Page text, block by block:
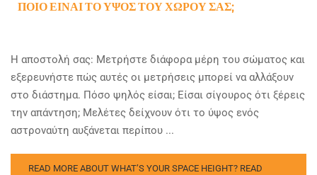
ΠΟΙΟ ΕΊΝΑΙ ΤΟ ΎΨΟΣ ΤΟΥ ΧΏΡΟΥ ΣΑΣ;
Η αποστολή σας: Μετρήστε διάφορα μέρη του σώματος και
εξερευνήστε πώς αυτές οι μετρήσεις μπορεί να αλλάξουν
στο διάστημα. Πόσο ψηλός είσαι; Είσαι σίγουρος ότι ξέρεις
την απάντηση; Μελέτες δείχνουν ότι το ύψος ενός
αστροναύτη αυξάνεται περίπου ...
READ MORE ABOUT WHAT’S YOUR SPACE HEIGHT? READ